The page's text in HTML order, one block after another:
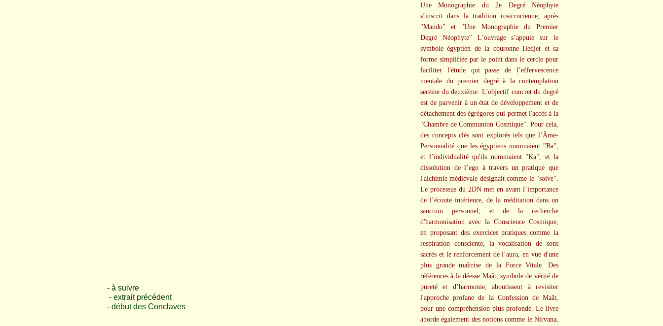
- à suivre
- extrait précédent
- début des Conclaves
Une Monographie du 2e Degré Néophyte
s’inscrit dans la tradition rosicrucienne, après
"Mando" et "Une Monographie du Premier
Degré Néophyte" L’ouvrage s’appuie sur le
symbole égyptien de la couronne Hedjet et sa
forme simplifiée par le point dans le cercle pour
faciliter l'étude qui passe de l’effervescence
mentale du premier degré à la contemplation
sereine du deuxième. L'objectif concret du degré
est de parvenir à un état de développement et de
détachement des égrégores qui permet l'accès à la
"Chambre de Communion Cosmique". Pour cela,
des concepts clés sont explorés tels que l’Âme-
Personnalité que les égyptiens nommaient "Ba",
et l’individualité qu'ils nommaient "Ka", et la
dissolution de l’ego à travers un pratique que
l'alchimie médiévale désignait comme le "solve".
Le processus du 2DN met en avant l’importance
de l’écoute intérieure, de la méditation dans un
sanctum personnel, et de la recherche
d'harmonisation avec la Conscience Cosmique,
en proposant des exercices pratiques comme la
respiration consciente, la vocalisation de sons
sacrés et le renforcement de l’aura, en vue d'une
plus grande maîtrise de la Force Vitale. Des
références à la déesse Maât, symbole de vérité de
pureté et d’harmonie, aboutissent à revisiter
l'approche profane de la Confession de Maât,
pour une compréhension plus profonde. Le livre
aborde également des notions comme le Nirvana,